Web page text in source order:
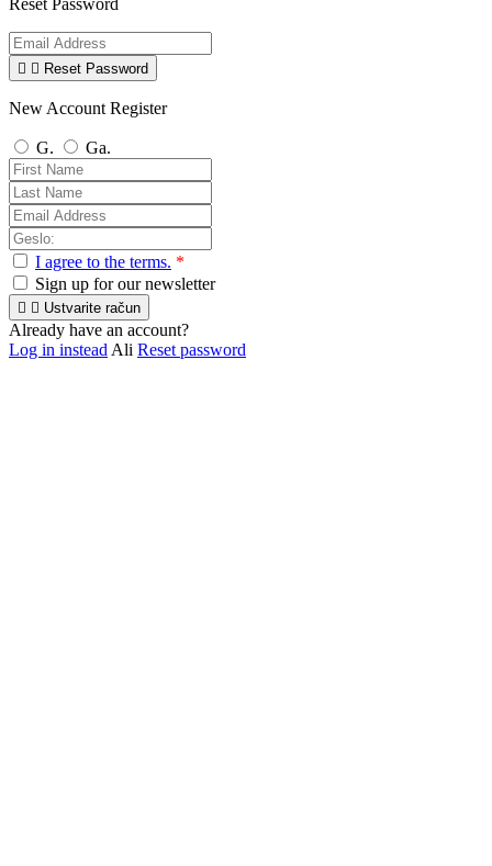
Reset Password
  Reset Password
New Account Register
G. Ga.
I agree to the terms. *
Sign up for our newsletter
  Ustvarite račun
Already have an account?
Log in instead Ali Reset password